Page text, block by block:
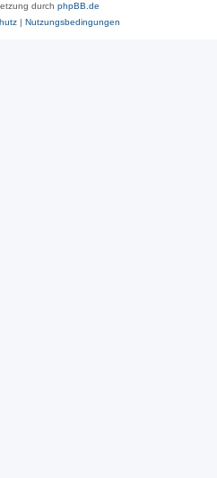
durch phpBB.de
| Nutzungsbedingungen